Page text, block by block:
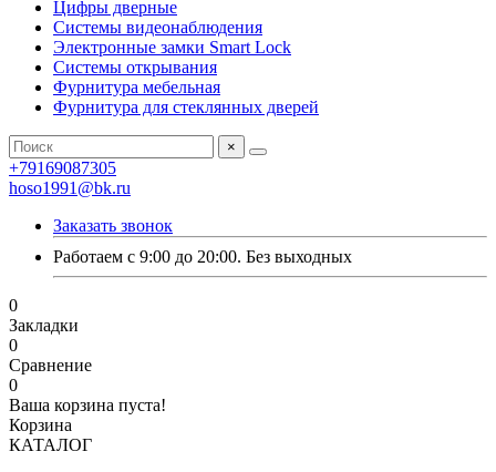
Цифры дверные
Системы видеонаблюдения
Электронные замки Smart Lock
Системы открывания
Фурнитура мебельная
Фурнитура для стеклянных дверей
×
+79169087305
hoso1991@bk.ru
Заказать звонок
Работаем с 9:00 до 20:00. Без выходных
0
Закладки
0
Сравнение
0
Ваша корзина пуста!
Корзина
КАТАЛОГ